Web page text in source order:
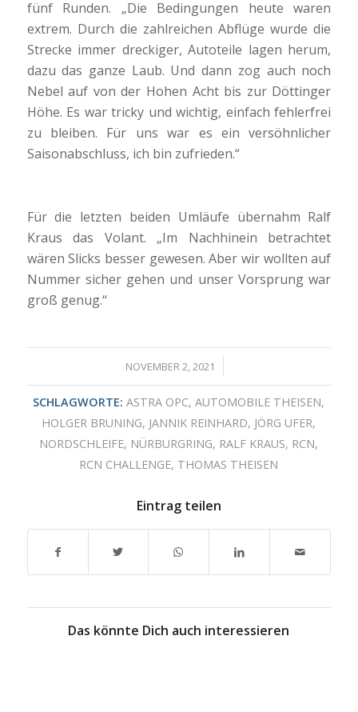
fünf Runden. „Die Bedingungen heute waren
extrem. Durch die zahlreichen Abflüge wurde die
Strecke immer dreckiger, Autoteile lagen herum,
dazu das ganze Laub. Und dann zog auch noch
Nebel auf von der Hohen Acht bis zur Döttinger
Höhe. Es war tricky und wichtig, einfach fehlerfrei
zu bleiben. Für uns war es ein versöhnlicher
Saisonabschluss, ich bin zufrieden.“
Für die letzten beiden Umläufe übernahm Ralf
Kraus das Volant. „Im Nachhinein betrachtet
wären Slicks besser gewesen. Aber wir wollten auf
Nummer sicher gehen und unser Vorsprung war
groß genug.“
NOVEMBER 2, 2021
/
SCHLAGWORTE: ASTRA OPC,AUTOMOBILE THEISEN,
HOLGER BRUNING, JANNIK REINHARD, JÖRG UFER,
NORDSCHLEIFE, NÜRBURGRING, RALF KRAUS, RCN,
RCN CHALLENGE, THOMAS THEISEN
Eintrag teilen
Das könnte Dich auch interessieren